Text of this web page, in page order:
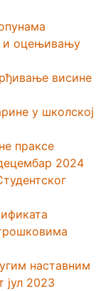
и оцењивању
висине
у школској
праксе
2024
наставним
јул 2023